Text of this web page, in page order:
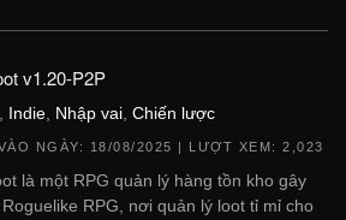
v1.20-P2P
Indie Nhập vai Chiến lược
NGÀY: 18/08/2025 | LƯỢT XEM: 2,023
là một RPG quản lý hàng tồn kho gây
RPG, nơi quản lý loot tỉ mỉ cho